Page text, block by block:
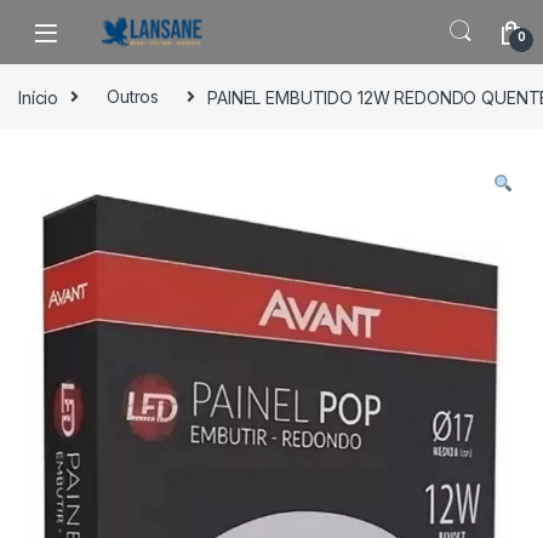
Saltar para navegação
Pular para o conteúdo
0
Início Outros PAINEL EMBUTIDO 12W REDONDO